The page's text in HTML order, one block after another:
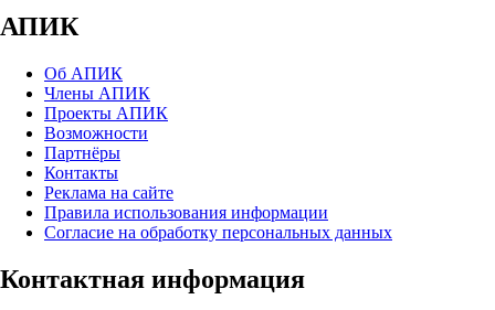
АПИК
Об АПИК
Члены АПИК
Проекты АПИК
Возможности
Партнёры
Контакты
Реклама на сайте
Правила использования информации
Согласие на обработку персональных данных
Контактная информация